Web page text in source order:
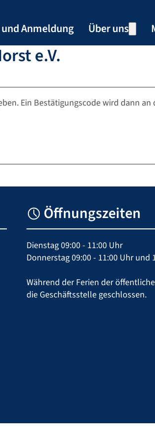
Anmeldung Über uns
Team
e.V.
Ein Bestätigungscode wird dann
Öffnungszeiten
Dienstag 09:00 - 11:00 Uhr
Donnerstag 09:00 - 11:00 Uhr und
Während der Ferien der
die Geschäftsstelle geschlossen.